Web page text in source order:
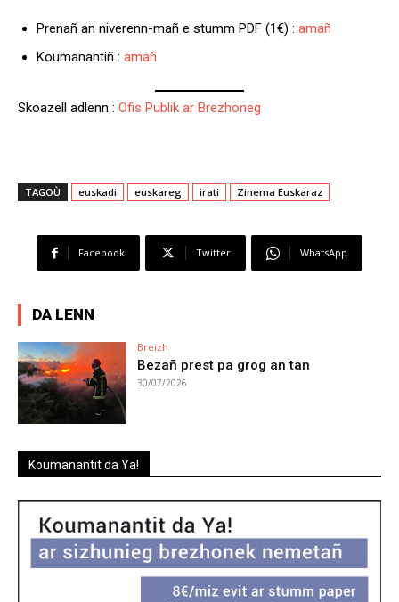
Prenañ an niverenn-mañ e stumm PDF (1€) : amañ
Koumanantiñ : amañ
Skoazell adlenn : Ofis Publik ar Brezhoneg
TAGOÙ euskadi euskareg irati Zinema Euskaraz
Facebook Twitter WhatsApp
DA LENN
Breizh
Bezañ prest pa grog an tan
30/07/2026
Koumanantit da Ya!